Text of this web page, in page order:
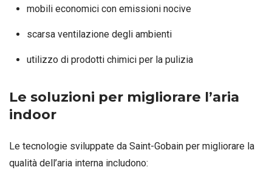
mobili economici con emissioni nocive
scarsa ventilazione degli ambienti
utilizzo di prodotti chimici per la pulizia
Le soluzioni per migliorare l’aria
indoor
Le tecnologie sviluppate da Saint-Gobain per migliorare la
qualità dell’aria interna includono: